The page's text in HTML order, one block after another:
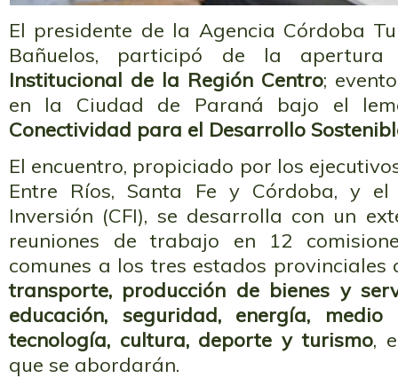
El presidente de la Agencia Córdoba
Bañuelos, participó de la
Institucional de la Región Centro;
en la Ciudad de Paraná bajo el
Conectividad para el Desarrollo
El encuentro, propiciado por los
Entre Ríos, Santa Fe y Córdoba, y el
Inversión (CFI), se desarrolla con un
reuniones de trabajo en 12
comunes a los tres estados provinciales
transporte, producción de bienes y
educación, seguridad, energía,
tecnología, cultura, deporte y turismo,
que se abordarán.